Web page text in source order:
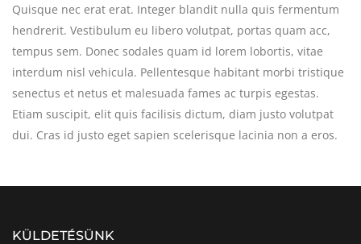
Quisque nec erat erat. Integer blandit nulla quis fermentum
hendrerit. Vestibulum eu libero volutpat, portas quam acc,
tempus sem. Donec sodales quam id lorem lobortis, vitae
interdum nisl vehicula. Pellentesque habitant morbi tristique
senectus et netus et malesuada fames ac turpis egestas.
Etiam suscipit, elit quis facilisis dictum, diam justo volutpat
dui. Cras id justo eget sapien scelerisque lacinia non a eros.
KÜLDETÉSÜNK